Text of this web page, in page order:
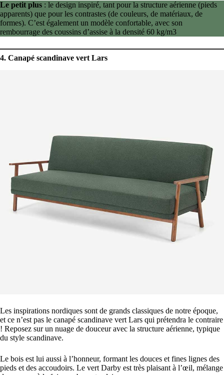
Le petit plus : le design inspiré, tant pour la structure aérienne (pieds
apparents) que pour les contrastes (de couleurs, de matériaux, de
formes). C’est également un modèle confortable, avec son
rembourrage des coussins d’assise à la densité 60 kg/m3
4. Canapé scandinave vert Lars
Les inspirations nordiques sont de grands classiques de notre époque,
et ce n’est pas le canapé scandinave vert Lars qui prétendra le contraire
! Reposez sur un nuage de douceur avec la structure aérienne, typique
du style scandinave.
Le bois est lui aussi à l’honneur, formant les douces et fines lignes des
pieds et des accoudoirs. Le vert Darby est très plaisant à l’œil, mélange